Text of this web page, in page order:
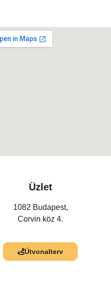
Üzlet
1082 Budapest,
Corvin köz 4.
Útvonalterv